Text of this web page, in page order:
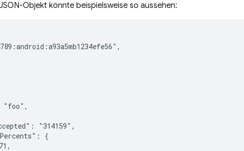
Objekt könnte beispielsweise so aussehen:
"foo",
"314159",
{